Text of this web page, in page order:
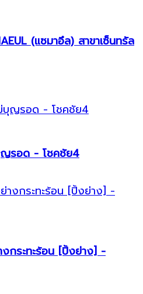
(แซมาอึล) สาขาเซ็นทรัล
ญรอด - โชคชัย4
งกระทะร้อน [ปิ้งย่าง] -